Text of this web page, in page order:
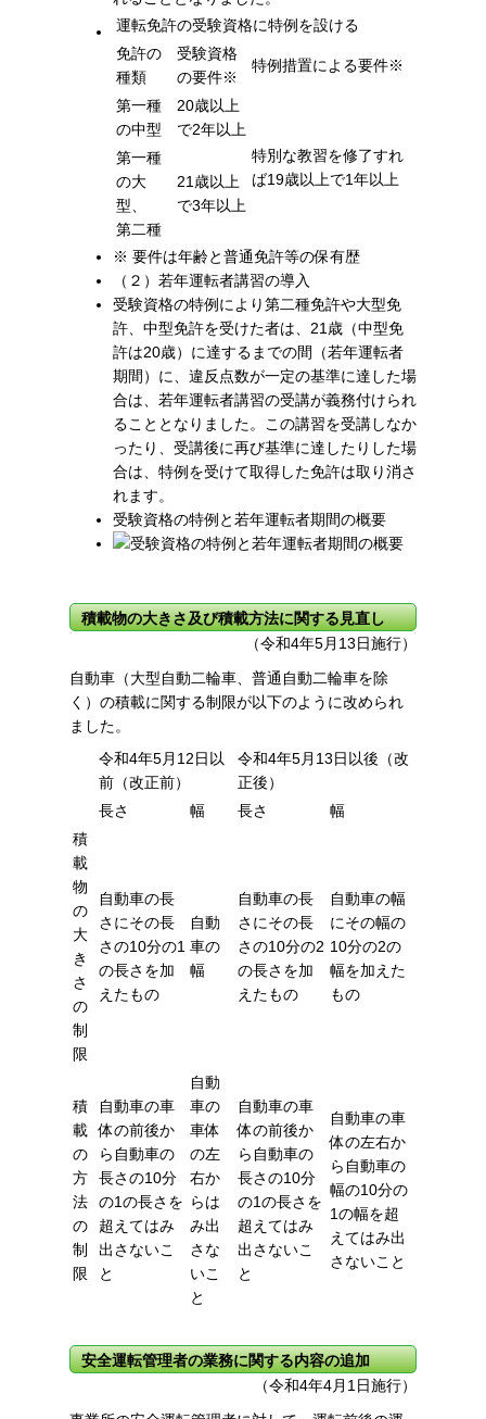
運転免許の受験資格に特例を設ける
免許の
種類
受験資格
の要件※
特例措置による要件※
第一種
の中型
20歳以上
で2年以上
特別な教習を修了すれ
ば19歳以上で1年以上
第一種
の大
型、
第二種
21歳以上
で3年以上
※ 要件は年齢と普通免許等の保有歴
（２）若年運転者講習の導入
受験資格の特例により第二種免許や大型免
許、中型免許を受けた者は、21歳（中型免
許は20歳）に達するまでの間（若年運転者
期間）に、違反点数が一定の基準に達した場
合は、若年運転者講習の受講が義務付けられ
ることとなりました。この講習を受講しなか
ったり、受講後に再び基準に達したりした場
合は、特例を受けて取得した免許は取り消さ
れます。
受験資格の特例と若年運転者期間の概要
積載物の大きさ及び積載方法に関する見直し
（令和4年5月13日施行）
自動車（大型自動二輪車、普通自動二輪車を除
く）の積載に関する制限が以下のように改められ
ました。
令和4年5月12日以
前（改正前）
令和4年5月13日以後（改
正後）
長さ
幅 長さ
幅
積
載
物
の
大
き
さ
の
制
限
自動車の長
さにその長
さの10分の1
の長さを加
えたもの
自動
車の
幅
自動車の長
さにその長
さの10分の2
の長さを加
えたもの
自動車の幅
にその幅の
10分の2の
幅を加えた
もの
積
載
の
方
法
の
制
限
自動車の車
体の前後か
ら自動車の
長さの10分
の1の長さを
超えてはみ
出さないこ
と
自動
車の
車体
の左
右か
らは
み出
さな
いこ
と
自動車の車
体の前後か
ら自動車の
長さの10分
の1の長さを
超えてはみ
出さないこ
と
自動車の車
体の左右か
ら 自動車の
幅の10分の
1の幅を超
えてはみ出
さないこと
安全運転管理者の業務に関する内容の追加
（令和4年4月1日施行）